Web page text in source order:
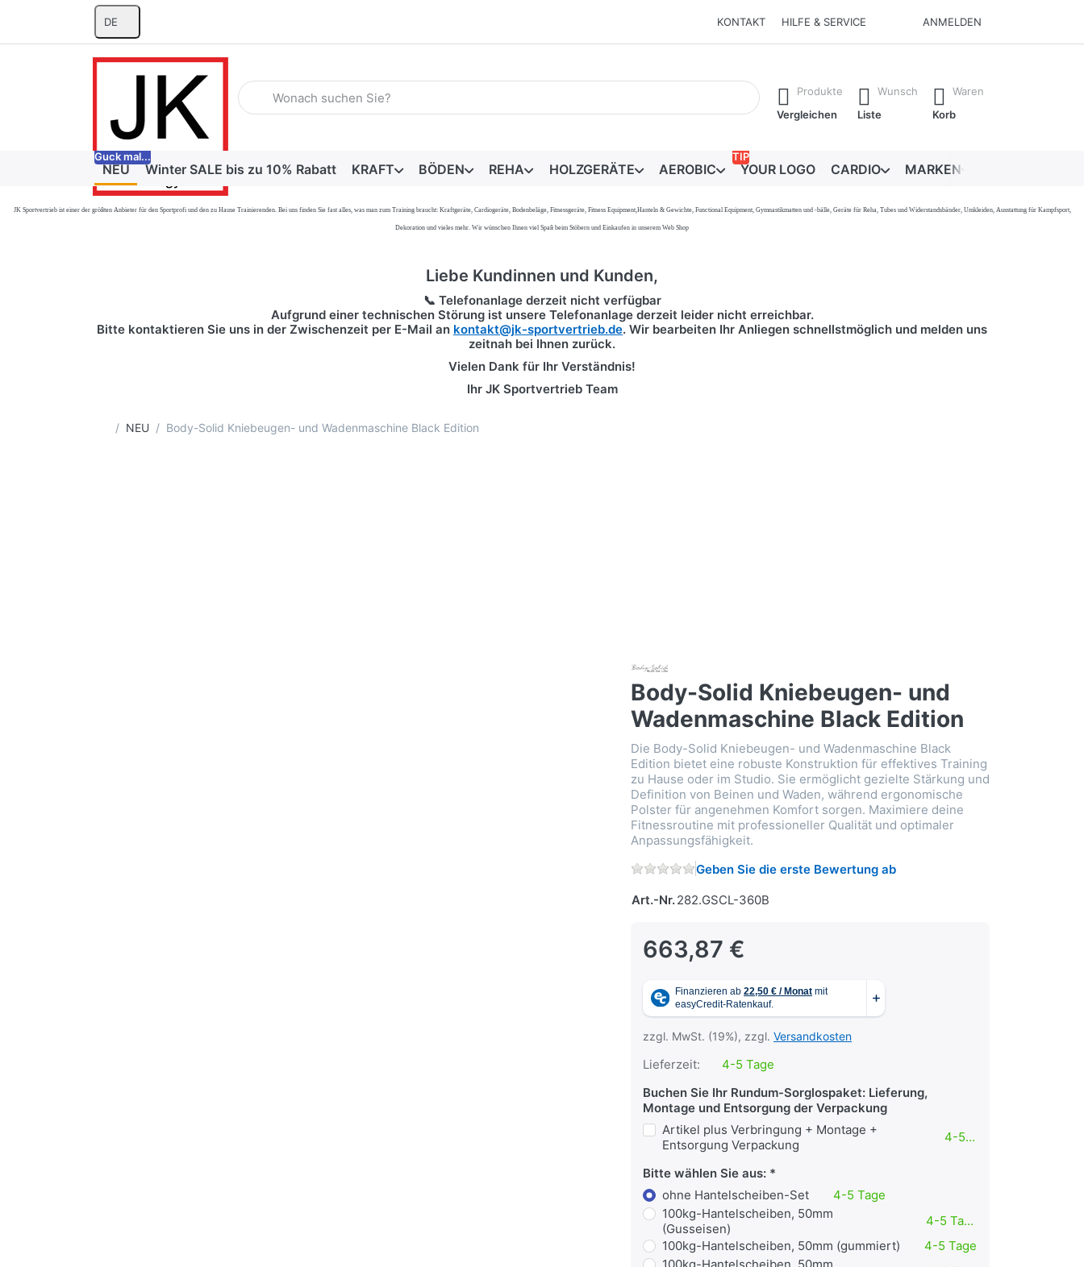
DE KONTAKT HILFE & SERVICE ANMELDEN
Geben Sie einen Suchbegriff ein. Während Sie tippen, erscheinen automatisch erste Ergebnisse. Drücken Sie die Eingabetaste, um alle Ergebnisse
Produkte
Vergleichen
Wunsch
Liste
Waren
Korb
NEU
Guck mal...
Winter SALE bis zu 10% Rabatt KRAFT BÖDEN REHA HOLZGERÄTE AEROBIC YOUR LOGO
TIP
CARDIO MARKEN
JK Sportvertrieb ist einer der größten Anbieter für den Sportprofi und den zu Hause Trainierenden. Bei uns finden Sie fast alles, was man zum Training braucht: Kraftgeräte, Cardiogeräte, Bodenbeläge, Fitnessgeräte, Fitness Equipment,Hanteln & Gewichte, Functional Equipment, Gymnastikmatten und -bälle, Geräte für Reha, Tubes und Widerstandsbänder, Umkleiden, Ausstattung für Kampfsport,
Dekoration und vieles mehr. Wir wünschen Ihnen viel Spaß beim Stöbern und Einkaufen in unserem Web Shop
Liebe Kundinnen und Kunden,
📞 Telefonanlage derzeit nicht verfügbar
Aufgrund einer technischen Störung ist unsere Telefonanlage derzeit leider nicht erreichbar.
Bitte kontaktieren Sie uns in der Zwischenzeit per E-Mail an kontakt@jk-sportvertrieb.de. Wir bearbeiten Ihr Anliegen schnellstmöglich und melden uns
zeitnah bei Ihnen zurück.
Vielen Dank für Ihr Verständnis!
Ihr JK Sportvertrieb Team
Startseite
NEU Body-Solid Kniebeugen- und Wadenmaschine Black Edition
Body-Solid Kniebeugen- und
Wadenmaschine Black Edition
Die Body-Solid Kniebeugen- und Wadenmaschine Black
Edition bietet eine robuste Konstruktion für effektives Training
zu Hause oder im Studio. Sie ermöglicht gezielte Stärkung und
Definition von Beinen und Waden, während ergonomische
Polster für angenehmen Komfort sorgen. Maximiere deine
Fitnessroutine mit professioneller Qualität und optimaler
Anpassungsfähigkeit.
Geben Sie die erste Bewertung ab
Art.-Nr.282.GSCL-360B
663,87 €
zzgl. MwSt. (19%), zzgl. Versandkosten
Lieferzeit:
4-5 Tage
Buchen Sie Ihr Rundum-Sorglospaket: Lieferung,
Montage und Entsorgung der Verpackung
Artikel plus Verbringung + Montage +
Entsorgung Verpackung
4-5 Tage
Bitte wählen Sie aus:
ohne Hantelscheiben-Set
4-5 Tage
100kg-Hantelscheiben, 50mm
(Gusseisen)
4-5 Tage
100kg-Hantelscheiben, 50mm (gummiert)
4-5 Tage
100kg-Hantelscheiben, 50mm